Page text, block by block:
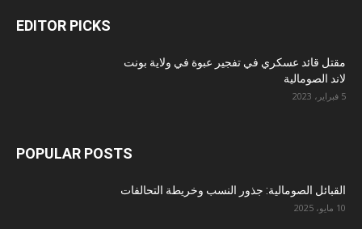
EDITOR PICKS
مقتل قائد عسكري في تفجير عبوة في ولاية بونت
لاند الصومالية
5 فبراير، 2023
POPULAR POSTS
القبائل الصومالية: جذور النسب وخريطة التحالفات
10 مايو، 2025